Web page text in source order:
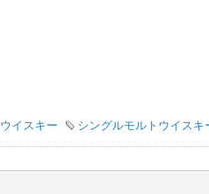
ウイスキー シングルモルトウイスキ